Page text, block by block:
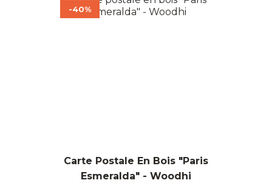
Carte Postale En Bois "Paris
Esmeralda" - Woodhi
-40%